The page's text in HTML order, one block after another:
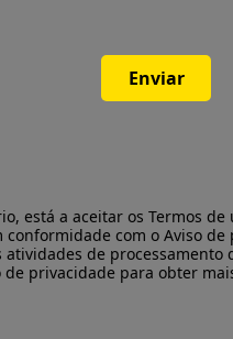
Enviar
está a aceitar osTermos de
conformidade com oAviso de
de processamento
de privacidade para obter